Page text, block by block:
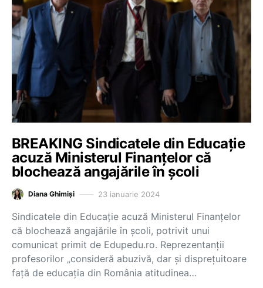
BREAKING Sindicatele din Educație
acuză Ministerul Finanțelor că
blochează angajările în școli
Diana Ghimiși 23 ianuarie 2024
Sindicatele din Educație acuză Ministerul Finanțelor
că blochează angajările în școli, potrivit unui
comunicat primit de Edupedu.ro. Reprezentanții
profesorilor „consideră abuzivă, dar și disprețuitoare
față de educația din România atitudinea…